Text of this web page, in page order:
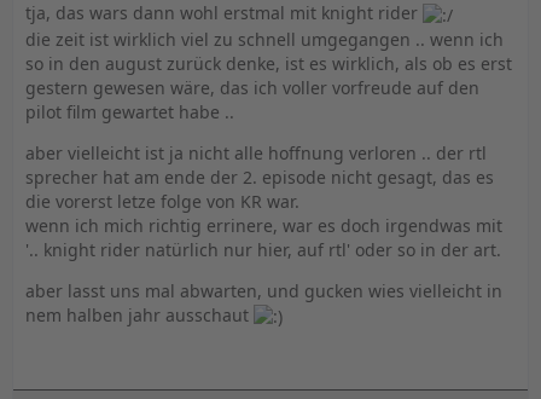
tja, das wars dann wohl erstmal mit knight rider
die zeit ist wirklich viel zu schnell umgegangen .. wenn ich
so in den august zurück denke, ist es wirklich, als ob es erst
gestern gewesen wäre, das ich voller vorfreude auf den
pilot film gewartet habe ..
aber vielleicht ist ja nicht alle hoffnung verloren .. der rtl
sprecher hat am ende der 2. episode nicht gesagt, das es
die vorerst letze folge von KR war.
wenn ich mich richtig errinere, war es doch irgendwas mit
'.. knight rider natürlich nur hier, auf rtl' oder so in der art.
aber lasst uns mal abwarten, und gucken wies vielleicht in
nem halben jahr ausschaut